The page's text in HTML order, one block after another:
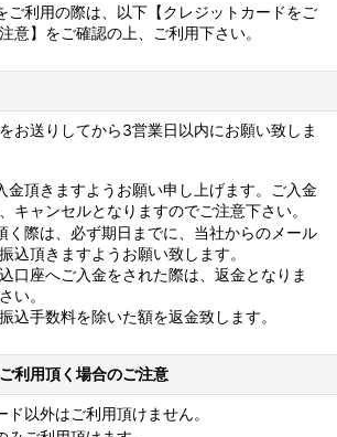
ご利用の際は、以下【クレジットカードをご
意】をご確認の上、ご利用下さい。
お送りしてから3営業日以内にお願い致しま
金頂きますようお願い申し上げます。ご入金
キャンセルとなりますのでご注意下さい。
く際は、必ず期日までに、当社からのメール
込頂きますようお願い致します。
口座へご入金をされた際は、返金となりま
い。
込手数料を除いた額を返金致します。
利用頂く場合のご注意
以外はご利用頂けません。